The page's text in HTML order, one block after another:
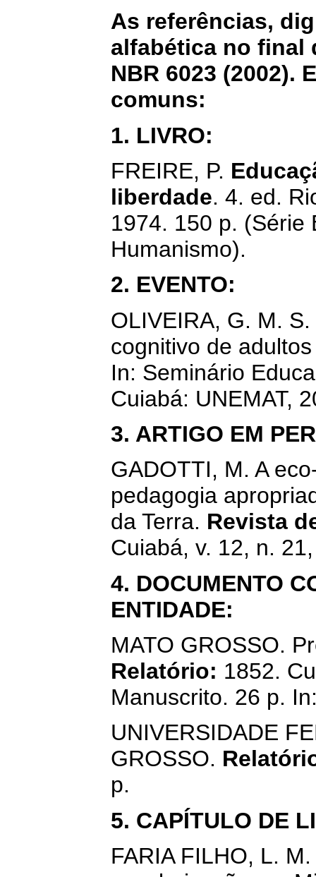
As referências,
alfabética no final
NBR 6023 (2002).
comuns:
1. LIVRO:
FREIRE, P.
liberdade. 4. ed.
1974. 150 p. (Série
Humanismo).
2. EVENTO:
OLIVEIRA, G. M.
cognitivo de
In: Seminário
Cuiabá: UNEMAT,
3. ARTIGO EM
GADOTTI, M. A
pedagogia
da Terra. Revista
Cuiabá, v. 12, n.
4. DOCUMENTO
ENTIDADE:
MATO GROSSO.
Relatório: 1852.
Manuscrito. 26 p.
UNIVERSIDADE
GROSSO.
p.
5. CAPÍTULO DE
FARIA FILHO, L.